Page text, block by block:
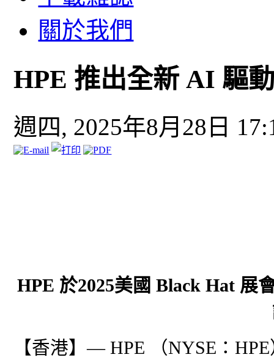
關於我們
HPE 推出全新 AI 驅
週四, 2025年8月28日
HPE 於2025美國 Black Hat 展
【香港】— HPE （NYSE：